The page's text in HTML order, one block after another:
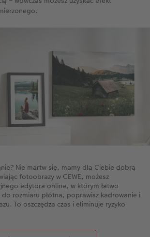
Nie martw się, mamy dla Ciebie dobrą
fotoobrazy w CEWE, możesz
edytora online, w którym łatwo
rozmiaru płótna, poprawisz kadrowanie i
To oszczędza czas i eliminuje ryzyko